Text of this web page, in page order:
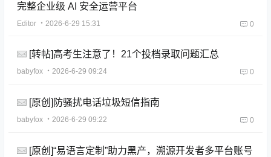
完整企业级 AI 安全运营平台
Editor ・2026-6-29 15:31 0
[转帖]高考生注意了！21个投档录取问题汇总
babyfox ・2026-6-29 09:24 0
[原创]防骚扰电话垃圾短信指南
babyfox ・2026-6-29 09:22 0
[原创]“易语言定制”助力黑产，溯源开发者多平台账号